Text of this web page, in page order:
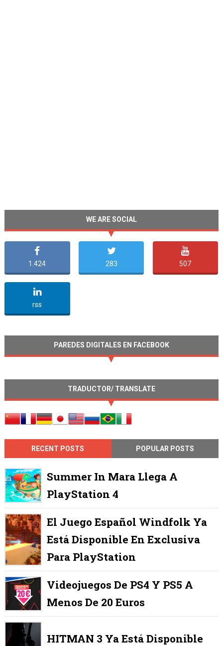
WE ARE SOCIAL
1.424 283 507
rss
PAREDES DIGITALES EN FACEBOOK
TRADUCTOR/ TRANSLATE
RECENT POSTS POPULAR POSTS
Summer In Mara Llega A
PlayStation 4
El Juego Español Windfolk Ya
Está Disponible En Exclusiva
Para PlayStation
Videojuegos De PS4 Y PS5 A
Menos De 20 Euros
HITMAN 3 Ya Está Disponible